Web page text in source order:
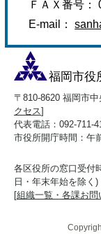
ＦＡＸ番号：
E-mail：
福岡市
〒810-8620 福岡市
クセス]
代表電話：092-711-
市役所開庁時間：午
各区役所の窓口受付
日・年末年始を除く)
[組織一覧・各課お問